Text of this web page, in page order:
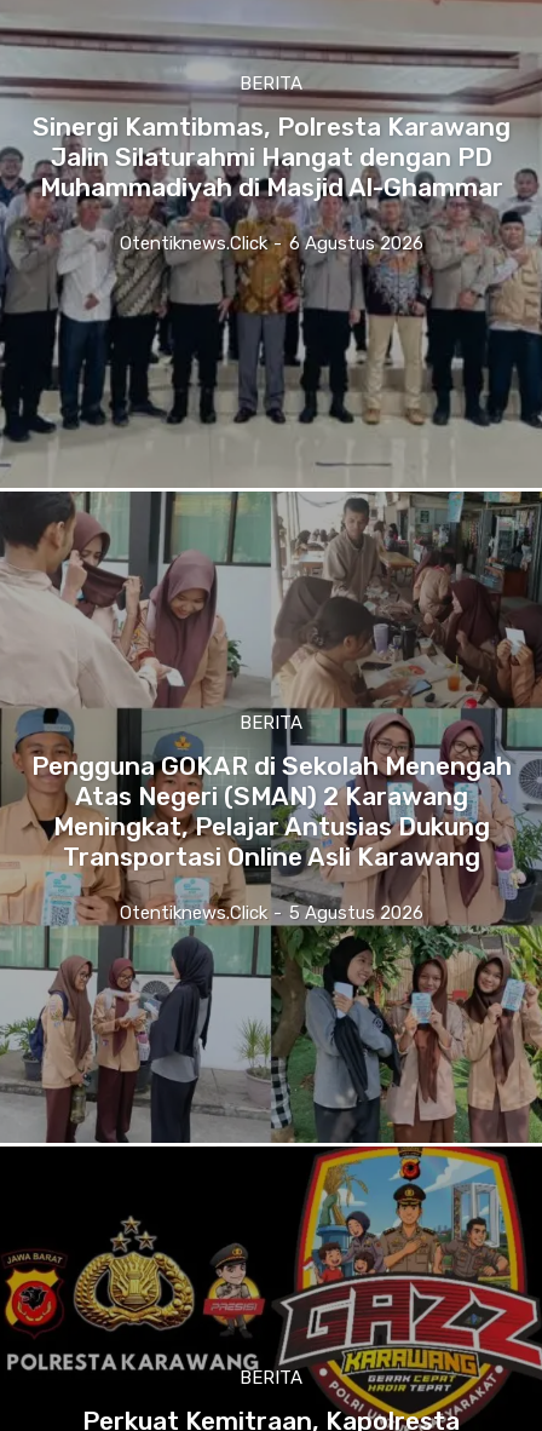
BERITA
Sinergi Kamtibmas, Polresta Karawang
Jalin Silaturahmi Hangat dengan PD
Muhammadiyah di Masjid Al-Ghammar
Otentiknews.click - 6 Agustus 2026
BERITA
Pengguna GOKAR di Sekolah Menengah
Atas Negeri (SMAN) 2 Karawang
Meningkat, Pelajar Antusias Dukung
Transportasi Online Asli Karawang
Otentiknews.click - 5 Agustus 2026
BERITA
Perkuat Kemitraan, Kapolresta